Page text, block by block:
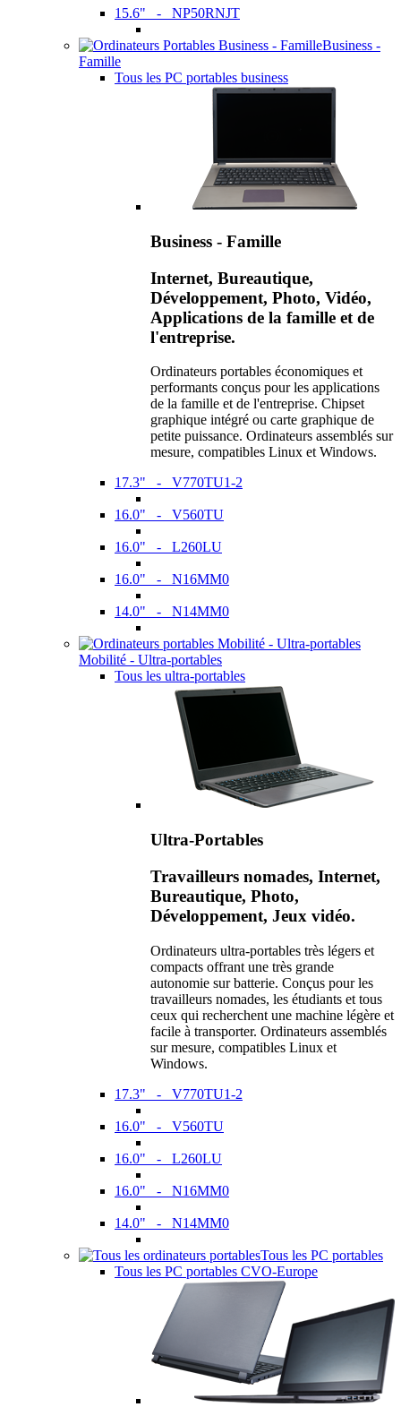
15.6" - NP50RNJT
Business -
Famille
Tous les PC portables business
Business - Famille
Internet, Bureautique,
Développement, Photo, Vidéo,
Applications de la famille et de
l'entreprise.
Ordinateurs portables économiques et
performants conçus pour les applications
de la famille et de l'entreprise. Chipset
graphique intégré ou carte graphique de
petite puissance. Ordinateurs assemblés sur
mesure, compatibles Linux et Windows.
17.3" - V770TU1-2
16.0" - V560TU
16.0" - L260LU
16.0" - N16MM0
14.0" - N14MM0
Mobilité - Ultra-portables
Tous les ultra-portables
Ultra-Portables
Travailleurs nomades, Internet,
Bureautique, Photo,
Développement, Jeux vidéo.
Ordinateurs ultra-portables très légers et
compacts offrant une très grande
autonomie sur batterie. Conçus pour les
travailleurs nomades, les étudiants et tous
ceux qui recherchent une machine légère et
facile à transporter. Ordinateurs assemblés
sur mesure, compatibles Linux et
Windows.
17.3" - V770TU1-2
16.0" - V560TU
16.0" - L260LU
16.0" - N16MM0
14.0" - N14MM0
Tous les PC portables
Tous les PC portables CVO-Europe